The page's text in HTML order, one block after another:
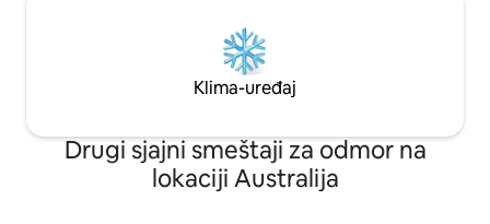
Klima-uređaj
Drugi sjajni smeštaji za odmor na
lokaciji Australija